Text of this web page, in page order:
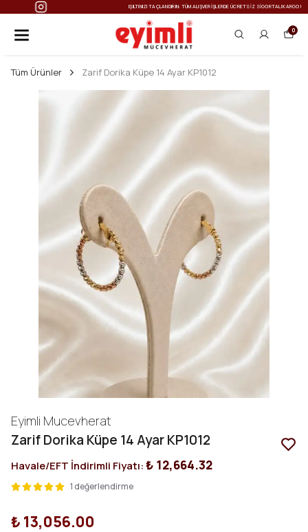
IŞILTINIZI TAÇLANDIRIN: TÜM ALIŞVERIŞLERDE ÜCRETSIZ SIGORTALI KARGO!
0
Tüm Ürünler Zarif Dorika Küpe 14 Ayar KP1012
Eyimli Mucevherat
Zarif Dorika Küpe 14 Ayar KP1012
Havale/EFT İndirimli Fiyatı:₺ 12,664.32
1 değerlendirme
₺ 13,056.00